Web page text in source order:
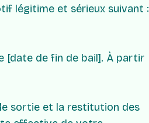
légitime et sérieux suivant :
[date de fin de bail]. À partir
sortie et la restitution des